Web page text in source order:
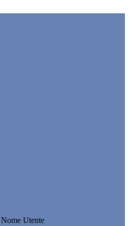
Nome Utente